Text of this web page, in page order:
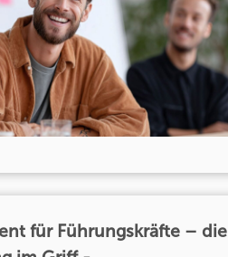
für Führungskräfte – die